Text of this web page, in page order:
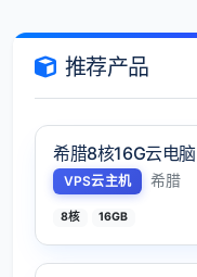
推荐产品
希腊8核16G云电脑
VPS云主机 希腊
8核 16GB